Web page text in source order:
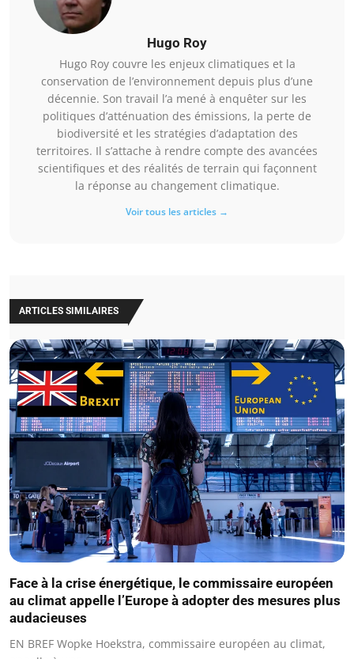
Hugo Roy
Hugo Roy couvre les enjeux climatiques et la
conservation de l’environnement depuis plus d’une
décennie. Son travail l’a mené à enquêter sur les
politiques d’atténuation des émissions, la perte de
biodiversité et les stratégies d’adaptation des
territoires. Il s’attache à rendre compte des avancées
scientifiques et des réalités de terrain qui façonnent
la réponse au changement climatique.
Voir tous les articles →
ARTICLES SIMILAIRES
Face à la crise énergétique, le commissaire européen
au climat appelle l’Europe à adopter des mesures plus
audacieuses
EN BREF Wopke Hoekstra, commissaire européen au climat,